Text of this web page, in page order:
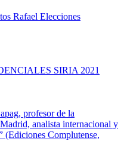
Rafael Elecciones
SIRIA 2021
profesor de la
analista internacional y
(Ediciones Complutense,